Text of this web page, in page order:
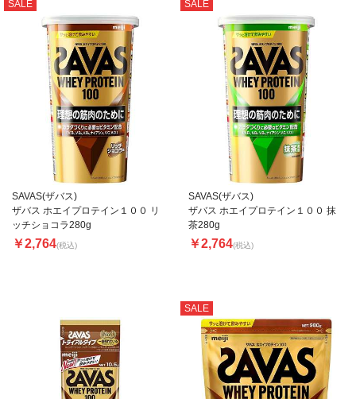
SALE
SAVAS(ザバス)
ザバス ホエイプロテイン１００ リ
ッチショコラ280g
￥2,764(税込)
SALE
SAVAS(ザバス)
ザバス ホエイプロテイン１００ 抹
茶280g
￥2,764(税込)
SALE